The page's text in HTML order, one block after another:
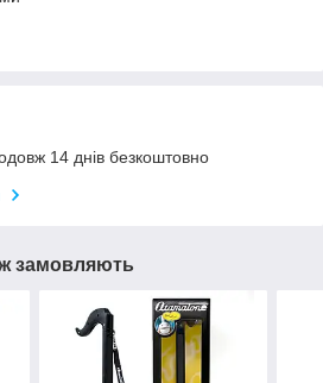
14 днів безкоштовно
замовляють